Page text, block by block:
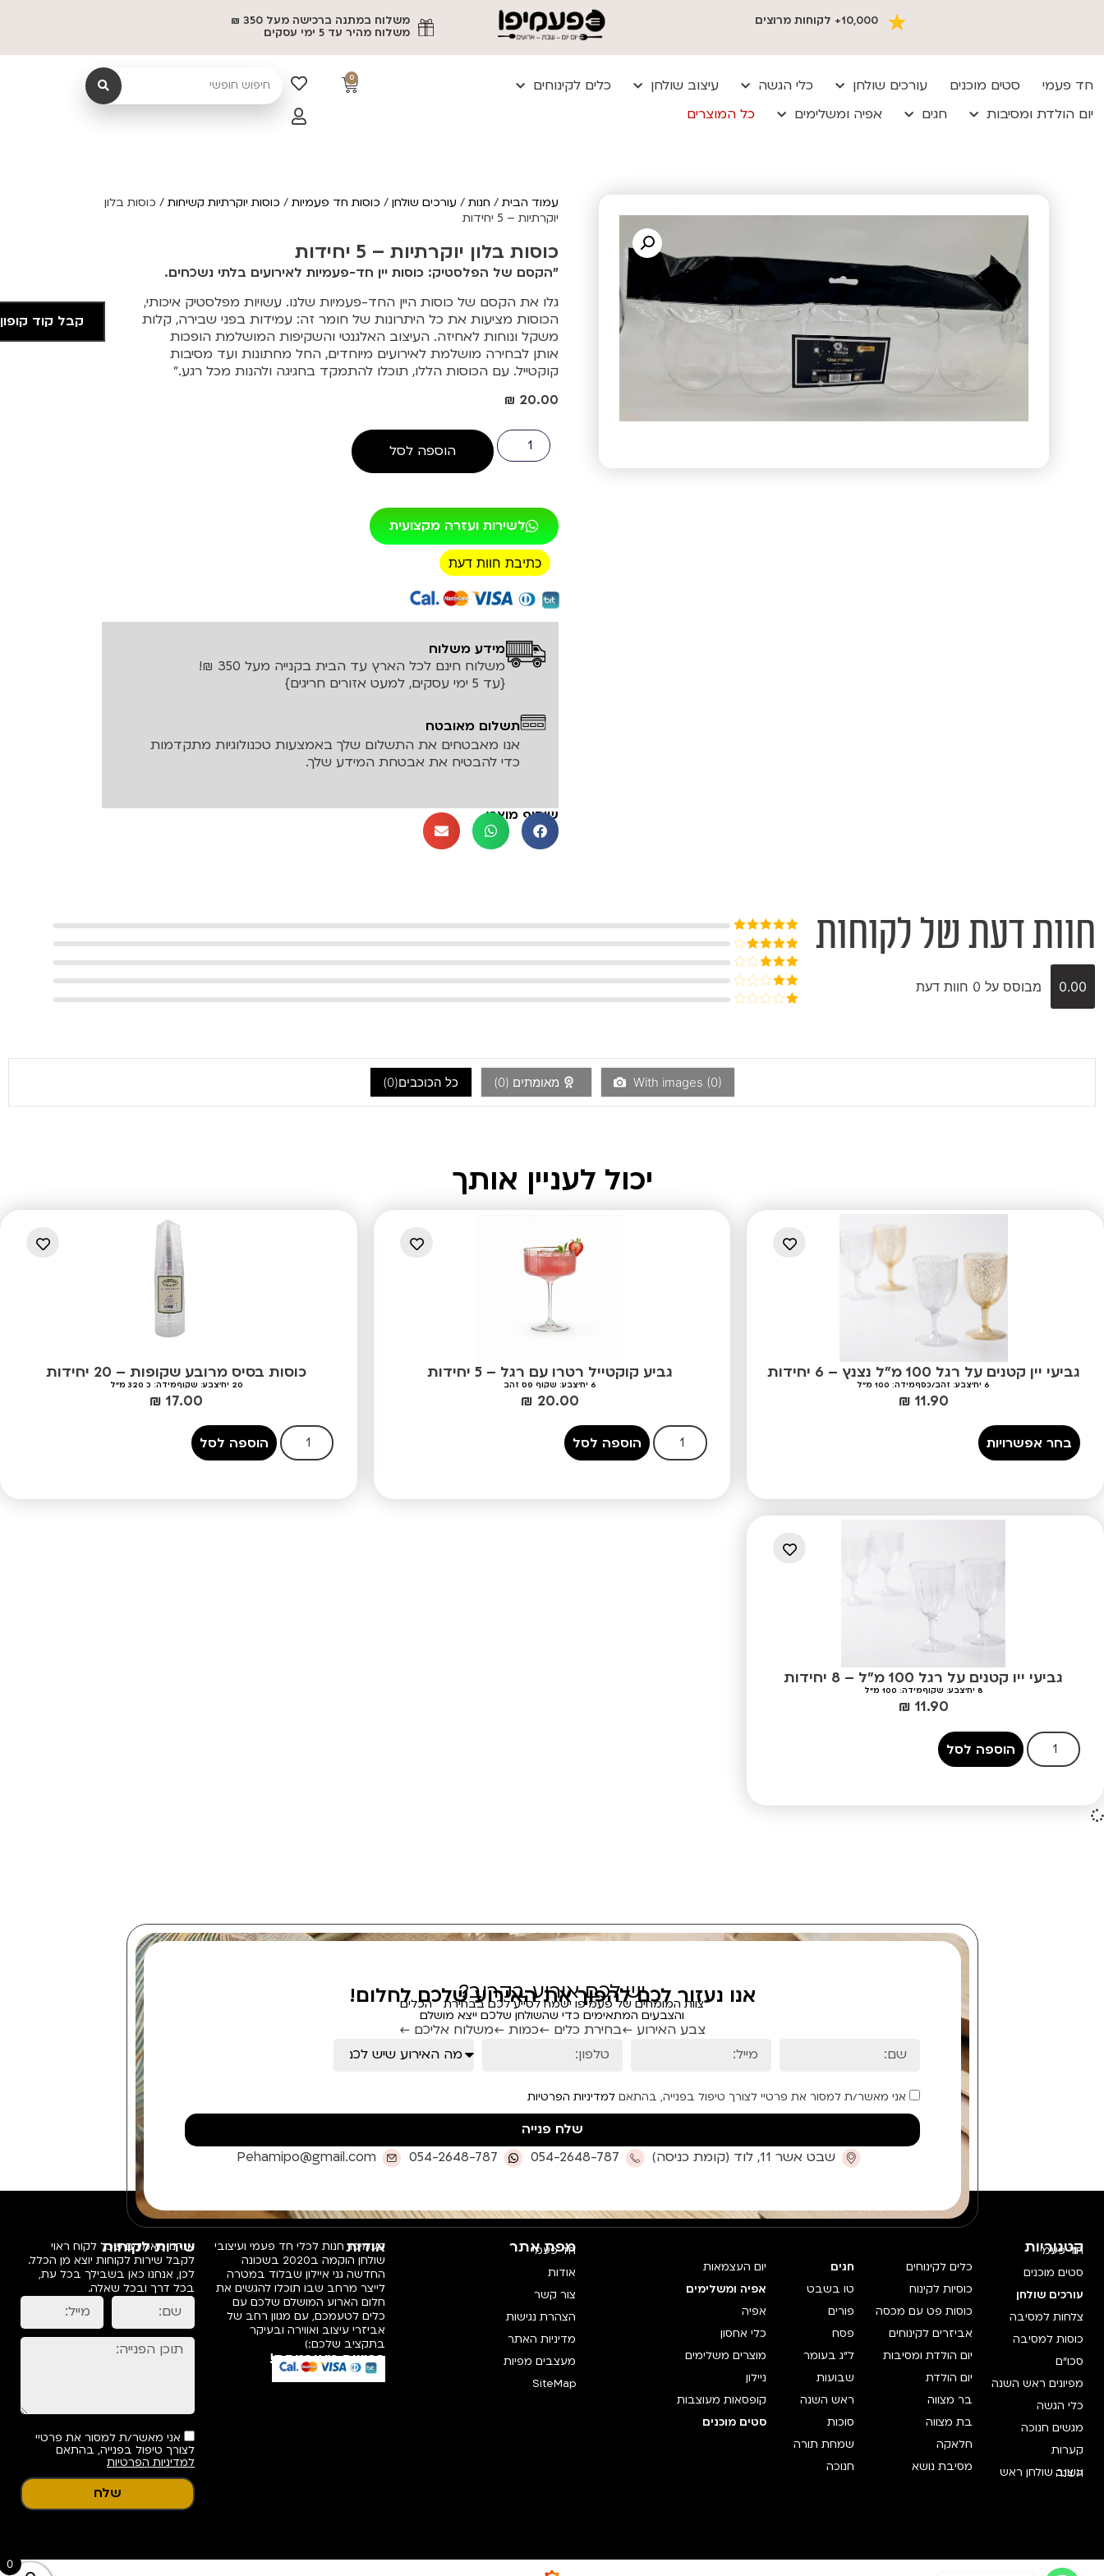
10,000+ לקוחות מרוצים
משלוח במתנה ברכישה מעל 350 ₪
משלוח מהיר עד 5 ימי עסקים
חד פעמי סטים מוכנים עורכים שולחן כלי הגשה עיצוב שולחן
כלים לקינוחים
יום הולדת ומסיבות
חגים אפיה ומשלימים כל המוצרים
0
עמוד הבית/ חנות/ עורכים שולחן/ כוסות חד פעמיות/ כוסות יוקרתיות קשיחות/ כוסות בלון
יוקרתיות – 5 יחידות
כוסות בלון יוקרתיות – 5 יחידות
"הקסם של הפלסטיק: כוסות יין חד-פעמיות לאירועים בלתי נשכחים.
גלו את הקסם של כוסות היין החד-פעמיות שלנו. עשויות מפלסטיק איכותי,
הכוסות מציעות את כל היתרונות של חומר זה: עמידות בפני שבירה, קלות
משקל ונוחות לאחיזה. העיצוב האלגנטי והשקיפות המושלמת הופכות
אותן לבחירה מושלמת לאירועים מיוחדים, החל מחתונות ועד מסיבות
קוקטייל. עם הכוסות הללו, תוכלו להתמקד בחגיגה ולהנות מכל רגע."
₪ 20.00
הוספה לסל
לשירות ועזרה מקצועית
כתיבת חוות דעת
רכישה מאובטחת!
מידע משלוח
משלוח חינם לכל הארץ עד הבית בקנייה מעל 350 ₪!
{עד 5 ימי עסקים, למעט אזורים חריגים}
תשלום מאובטח
אנו מאבטחים את התשלום שלך באמצעות טכנולוגיות מתקדמות
כדי להבטיח את אבטחת המידע שלך.
שיתוף מוצר:
חוות דעת של לקוחות
0.00 מבוסס על 0 חוות דעת
דורג5מתוך
5
דורג4
דורג3
מתוך 5
דורג
With images (0) מאומתים (0
) כל הכוכבים(0
)
יכול לעניין אותך
גביעי יין קטנים על רגל 100 מ"ל נצנץ – 6 יחידות
6 יח' צבע: זהב/כסףמידה: 100 מ"ל
₪ 11.90
בחר אפשרויות
גביע קוקטייל רטרו עם רגל – 5 יחידות
6 יח' צבע: שקוף פס זהב
₪ 20.00
הוספה לסל
כוסות בסיס מרובע שקופות – 20 יחידות
20 יח' צבע: שקוףמידה: כ 320 מ"ל
₪ 17.00
הוספה לסל
גביעי ייו קטנים על רגל 100 מ"ל – 8 יחידות
8 יח' צבע: שקוףמידה: 100 מ"ל
₪ 11.90
הוספה לסל
קבל קוד
יש לכם אירוע בקרוב?
אנו נעזור לכם להפוך את האירוע שלכם לחלום!
צוות המומחים של פעמיפו ישמח לסייע לכם בבחירת הכלים
והצבעים המתאימים כדי שהשולחן שלכם ייצא מושלם
צבע האירוע ←בחירת כלים ←כמות ←משלוח אליכם ←
אני מאשר/ת למסור את פרטיי לצורך טיפול בפנייה, בהתאםלמדיניות הפרטיות
שלח פנייה
שבט אשר 11, לוד (קומת כניסה)
054-2648-787
054-2648-787
Pehamipo@gmail.com
קטגוריות
חד פעמי
סטים מוכנים
עורכים שולחן
צלחות למסיבה
כוסות למסיבה
סכו"ם
מפיונים ראש השנה
כלי הגשה
מגשים חנוכה
קערות
עיצוב שולחן ראש השנה
כלים לקינוחים
כוסיות לקינוח
כוסות פט עם מכסה
אביזרים לקינוחים
יום הולדת ומסיבות
יום הולדת
בר מצווה
בת מצווה
חלאקה
מסיבת נושא
חגים
טו בשבט
פורים
פסח
ל"ג בעומר
שבועות
ראש השנה
סוכות
שמחת תורה
חנוכה
יום העצמאות
אפיה ומשלימים
אפיה
כלי אחסון
מוצרים משלימים
ניילון
קופסאות מעוצבות
סטים מוכנים
מפת אתר
חד פעמי
אודות
צור קשר
הצהרת נגישות
מדיניות האתר
מעצבים מפיות
SiteMap
אודות
פעמיפו, חנות לכלי חד פעמי ועיצובי
שולחן הוקמה ב2020 בשכונה
החדשה גני איילון שבלוד במטרה
לייצר מרחב שבו תוכלו להגשים את
חלום הארוע המושלם שלכם עם
כלים לטעמכם, עם מגוון רחב של
אביזרי עיצוב ואווירה ובעיקר
בתקציב שלכם:)
רכישה מאובטחת!
שירות לקוחות
אנחנו מאמינים שכל לקוח ראוי
לקבל שירות לקוחות יוצא מן הכלל.
לכן, אנחנו כאן בשבילך בכל עת,
בכל דרך ובכל שאלה.
אני מאשר/ת למסור את פרטיי
לצורך טיפול בפנייה, בהתאם
למדיניות הפרטיות
שלח
0